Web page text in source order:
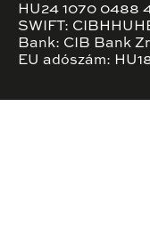
HU24 1070 0488
SWIFT:
Bank: CIB Bank
EU adószám: